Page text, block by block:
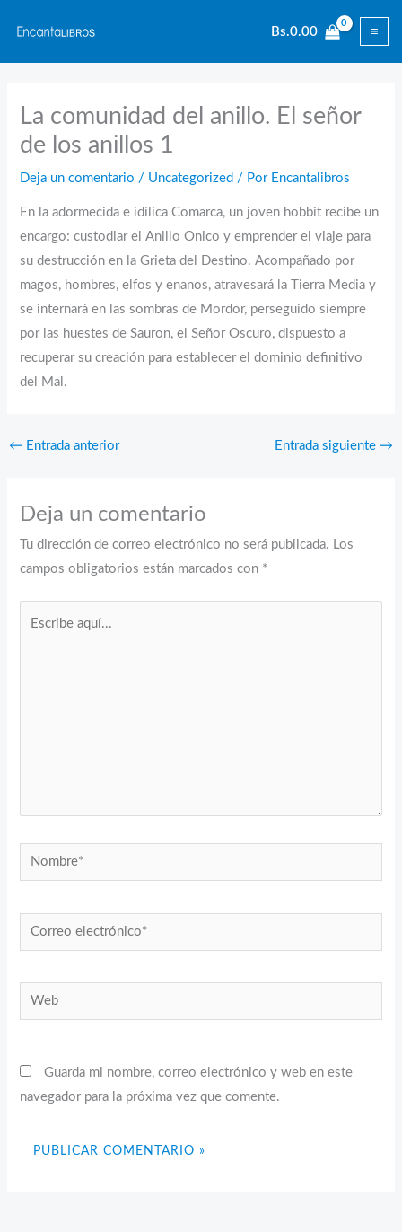
contenido
Bs.0.00
La comunidad del anillo. El señor
de los anillos 1
Deja un comentario / Uncategorized / Por Encantalibros
En la adormecida e idílica Comarca, un joven hobbit recibe un
encargo: custodiar el Anillo Onico y emprender el viaje para
su destrucción en la Grieta del Destino. Acompañado por
magos, hombres, elfos y enanos, atravesará la Tierra Media y
se internará en las sombras de Mordor, perseguido siempre
por las huestes de Sauron, el Señor Oscuro, dispuesto a
recuperar su creación para establecer el dominio definitivo
del Mal.
← Entrada anterior Entrada siguiente →
Deja un comentario
Tu dirección de correo electrónico no será publicada. Los
campos obligatorios están marcados con *
Nombre*
Correo
electrónico*
Web
Guarda mi nombre, correo electrónico y web en este
navegador para la próxima vez que comente.